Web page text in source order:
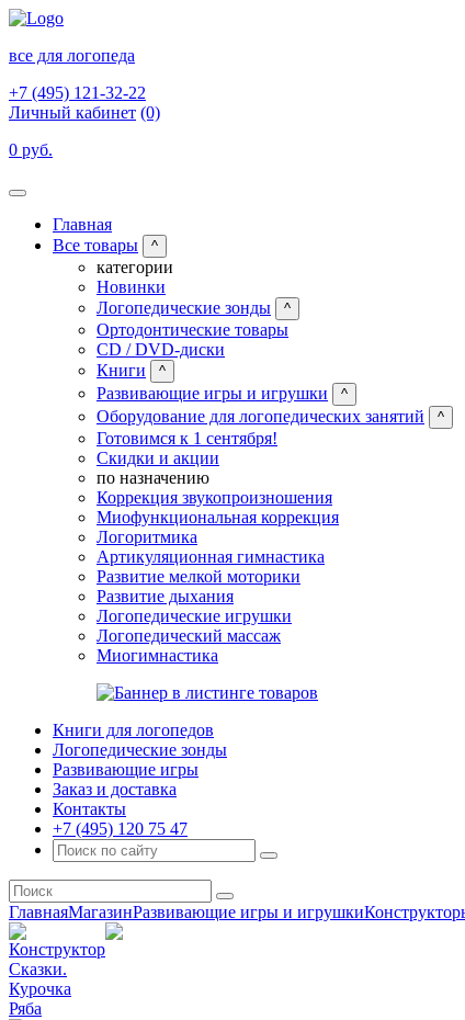
все для логопеда
+7 (495) 121-32-22
Личный кабинет (0)
0 руб.
Главная
Все товары
^
категории
Новинки
Логопедические зонды
^
Ортодонтические товары
CD / DVD-диски
Книги
^
Развивающие игры и игрушки ^
Оборудование для логопедических занятий ^
Готовимся к 1 сентября!
Скидки и акции
по назначению
Коррекция звукопроизношения
Миофункциональная коррекция
Логоритмика
Артикуляционная гимнастика
Развитие мелкой моторики
Развитие дыхания
Логопедические игрушки
Логопедический массаж
Миогимнастика
Книги для логопедов
Логопедические зонды
Развивающие игры
Заказ и доставка
Контакты
+7 (495) 120 75 47
ГлавнаяМагазинРазвивающие игры и игрушки